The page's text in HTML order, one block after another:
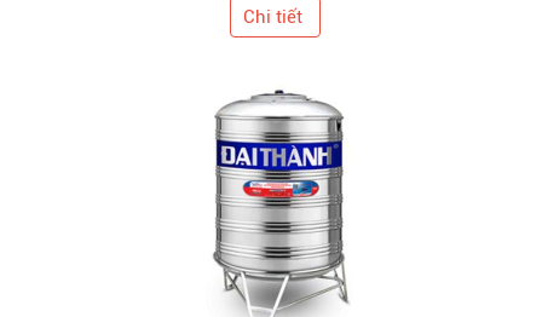
Chi tiết